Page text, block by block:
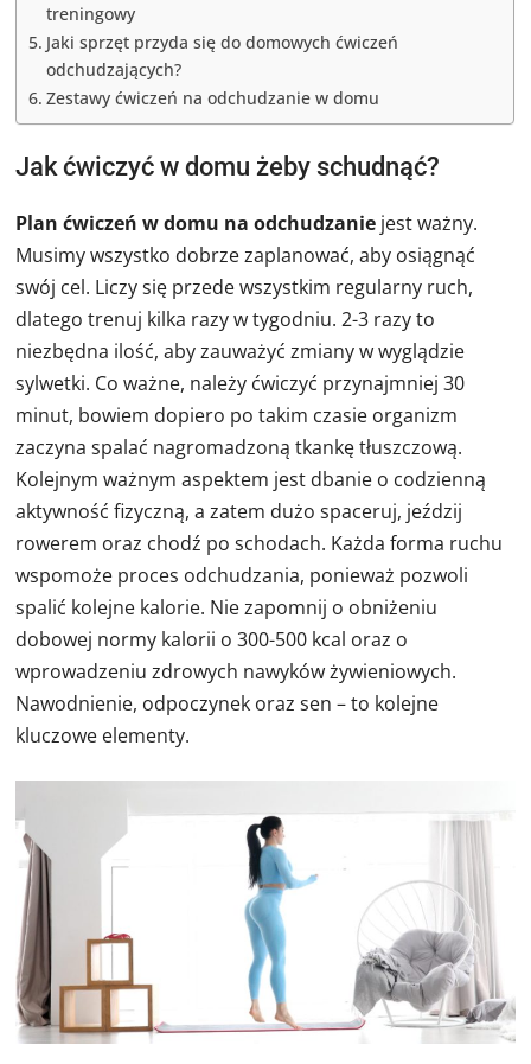
treningowy
Jaki sprzęt przyda się do domowych ćwiczeń
odchudzających?
Zestawy ćwiczeń na odchudzanie w domu
Jak ćwiczyć w domu żeby schudnąć?
Plan ćwiczeń w domu na odchudzanie jest ważny.
Musimy wszystko dobrze zaplanować, aby osiągnąć
swój cel. Liczy się przede wszystkim regularny ruch,
dlatego trenuj kilka razy w tygodniu. 2-3 razy to
niezbędna ilość, aby zauważyć zmiany w wyglądzie
sylwetki. Co ważne, należy ćwiczyć przynajmniej 30
minut, bowiem dopiero po takim czasie organizm
zaczyna spalać nagromadzoną tkankę tłuszczową.
Kolejnym ważnym aspektem jest dbanie o codzienną
aktywność fizyczną, a zatem dużo spaceruj, jeździj
rowerem oraz chodź po schodach. Każda forma ruchu
wspomoże proces odchudzania, ponieważ pozwoli
spalić kolejne kalorie. Nie zapomnij o obniżeniu
dobowej normy kalorii o 300-500 kcal oraz o
wprowadzeniu zdrowych nawyków żywieniowych.
Nawodnienie, odpoczynek oraz sen – to kolejne
kluczowe elementy.